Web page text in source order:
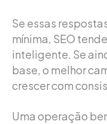
Se essas
mínima, SEO
inteligente. Se
base, o melhor
crescer com
Uma operação